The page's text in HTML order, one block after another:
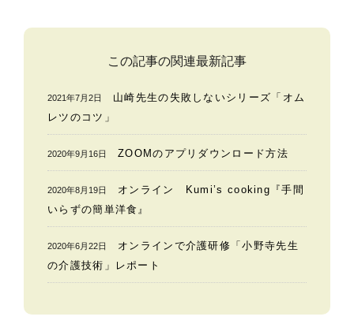
この記事の関連最新記事
2021年7月2日
山崎先生の失敗しないシリーズ「オム
レツのコツ」
2020年9月16日 ZOOMのアプリダウンロード方法
2020年8月19日
オンライン Kumi’s cooking『手間
いらずの簡単洋食』
2020年6月22日
オンラインで介護研修「小野寺先生
の介護技術」レポート